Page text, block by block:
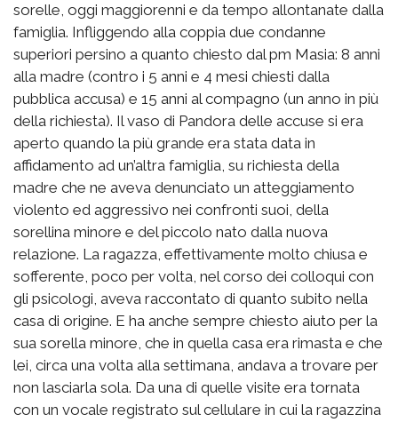
sorelle, oggi maggiorenni e da tempo allontanate dalla
famiglia. Infliggendo alla coppia due condanne
superiori persino a quanto chiesto dal pm Masia: 8 anni
alla madre (contro i 5 anni e 4 mesi chiesti dalla
pubblica accusa) e 15 anni al compagno (un anno in più
della richiesta). Il vaso di Pandora delle accuse si era
aperto quando la più grande era stata data in
affidamento ad un’altra famiglia, su richiesta della
madre che ne aveva denunciato un atteggiamento
violento ed aggressivo nei confronti suoi, della
sorellina minore e del piccolo nato dalla nuova
relazione. La ragazza, effettivamente molto chiusa e
sofferente, poco per volta, nel corso dei colloqui con
gli psicologi, aveva raccontato di quanto subito nella
casa di origine. E ha anche sempre chiesto aiuto per la
sua sorella minore, che in quella casa era rimasta e che
lei, circa una volta alla settimana, andava a trovare per
non lasciarla sola. Da una di quelle visite era tornata
con un vocale registrato sul cellulare in cui la ragazzina